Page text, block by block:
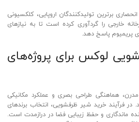
برترین تولیدکنندگان اروپایی، کلکسیونی
خارجی را گردآوری کرده است تا به نیازهای
پریمیوم پاسخ دهد.
لوکس برای پروژه‌های
هماهنگی طراحی بصری و عملکرد مکانیکی
فرآیند خرید شیر ظرفشویی، انتخاب برندهای
ماندگاری و حفظ زیبایی فضا در درازمدت است.